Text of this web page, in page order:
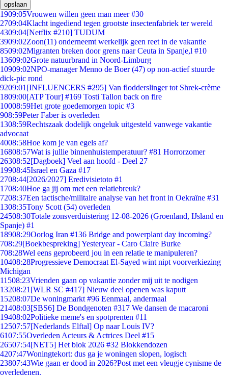
opslaan
1909:05Vrouwen willen geen man meer #30
2709:04Klacht ingediend tegen grootste insectenfabriek ter wereld
4309:04[Netflix #210] TUDUM
3909:02Zoon(11) onderneemt werkelijk geen reet in de vakantie
8509:02Migranten breken door grens naar Ceuta in Spanje,l #10
13609:02Grote natuurbrand in Noord-Limburg
10909:02NPO-manager Menno de Boer (47) op non-actief stuurde
dick-pic rond
9209:01 [INFLUENCERS #295] Van flodderslinger tot Shrek-crème
1809:00[ATP Tour] #169 Tosti Tallon back on fire
10008:59Het grote goedemorgen topic #3
908:59Peter Faber is overleden
1308:59Rechtszaak dodelijk ongeluk uitgesteld vanwege vakantie
advocaat
4008:58Hoe kom je van egels af?
16808:57Wat is jullie binnenhuistemperatuur? #81 Horrorzomer
26308:52[Dagboek] Veel aan hoofd - Deel 27
19908:45Israel en Gaza #17
2708:44[2026/2027] Eredivisietoto #1
1708:40Hoe ga jij om met een relatiebreuk?
7208:37Een tactische/militaire analyse van het front in Oekraïne #31
1308:35Tony Scott (54) overleden
24508:30Totale zonsverduistering 12-08-2026 (Groenland, IJsland en
Spanje) #1
18908:29Oorlog Iran #136 Bridge and powerplant day incoming?
708:29[Boekbespreking] Yesteryear - Caro Claire Burke
708:28Wel eens geprobeerd jou in een relatie te manipuleren?
10408:28Progressieve Democraat El-Sayed wint nipt voorverkiezing
Michigan
11508:23Vrienden gaan op vakantie zonder mij uit te nodigen
13208:21 [WLR SC #417] Nieuw deel openen was kaputt
15208:07De woningmarkt #96 Eenmaal, andermaal
21408:03[SBS6] De Bondgenoten #317 We dansen de macaroni
19408:02Politieke meme's en spotprenten #11
12507:57[Nederlands Elftal] Op naar Louis IV?
6107:55Overleden Acteurs & Actrices Deel #15
26507:54[NET5] Het blok 2026 #32 Blokkendozen
4207:47Woningtekort: dus ga je woningen slopen, logisch
23807:43Wie gaan er dood in 2026?Post met een vleugje cynisme de
overledenen.